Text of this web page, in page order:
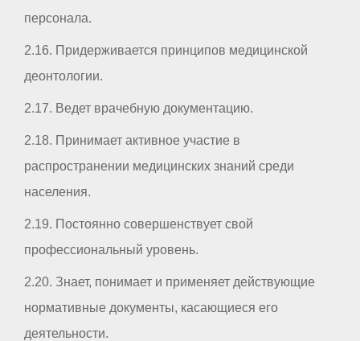
персонала.
2.16. Придерживается принципов медицинской
деонтологии.
2.17. Ведет врачебную документацию.
2.18. Принимает активное участие в
распространении медицинских знаний среди
населения.
2.19. Постоянно совершенствует свой
профессиональный уровень.
2.20. Знает, понимает и применяет действующие
нормативные документы, касающиеся его
деятельности.